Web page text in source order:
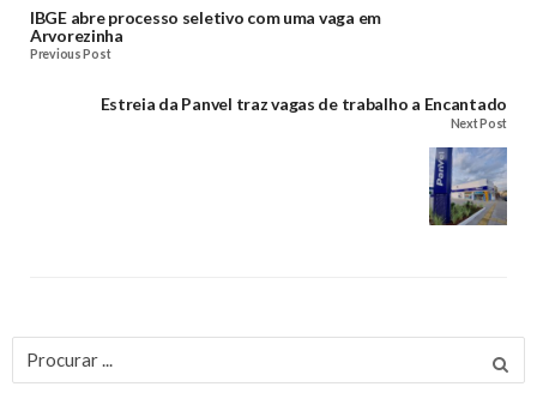
IBGE abre processo seletivo com uma vaga em
Arvorezinha
Previous Post
Estreia da Panvel traz vagas de trabalho a Encantado
Next Post
Procurar